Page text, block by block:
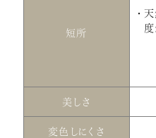
短所
度
美しさ
変色しにくさ